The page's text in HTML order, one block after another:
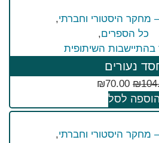
מחקר היסטורי וחברתי,
כל הספרים,
בהתיישבות השיתופית
נעורים
₪
₪70.00
הוספה לסל
מחקר היסטורי וחברתי,